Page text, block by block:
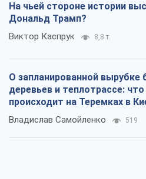
На чьей стороне истории
Дональд Трамп?
Виктор Каспрук 8,8 т.
О запланированной вырубке
деревьев и теплотрассе: что
происходит на Теремках в
Владислав Самойленко 519